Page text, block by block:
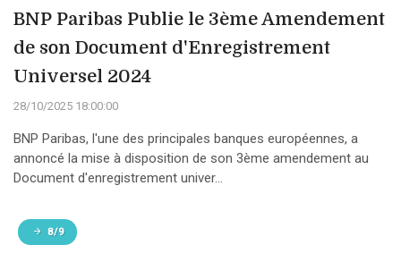
BNP Paribas Publie le 3ème Amendement
de son Document d'Enregistrement
Universel 2024
28/10/2025 18:00:00
BNP Paribas, l'une des principales banques européennes, a
annoncé la mise à disposition de son 3ème amendement au
Document d'enregistrement univer...
8/9